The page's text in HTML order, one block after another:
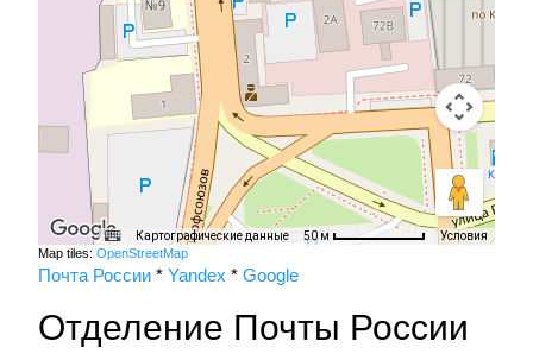
Картографические данные 50 м Условия
Map tiles: OpenStreetMap
Почта России * Yandex * Google
Отделение Почты России